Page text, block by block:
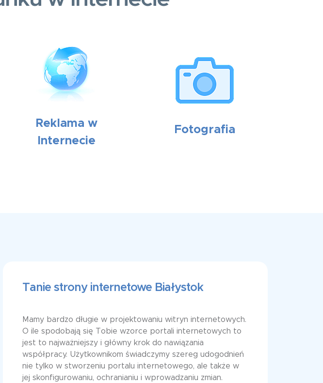
Reklama w
Internecie
Fotografia
Tanie strony internetowe Białystok
Mamy bardzo długie w projektowaniu witryn internetowych.
O ile spodobają się Tobie wzorce portali internetowych to
jest to najważniejszy i główny krok do nawiązania
współpracy. Użytkownikom świadczymy szereg udogodnień
nie tylko w stworzeniu portalu internetowego, ale także w
jej skonfigurowaniu, ochranianiu i wprowadzaniu zmian.